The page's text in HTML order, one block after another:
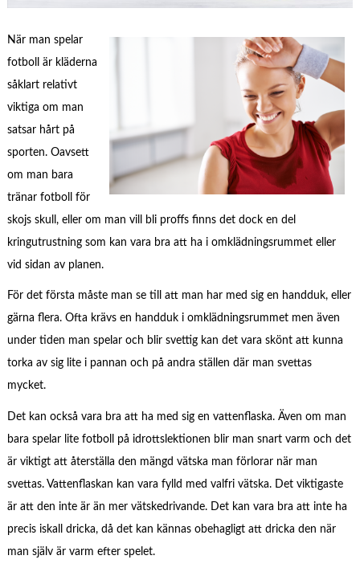
När man spelar
fotboll är kläderna
såklart relativt
viktiga om man
satsar hårt på
sporten. Oavsett
om man bara
tränar fotboll för
skojs skull, eller om man vill bli proffs finns det dock en del
kringutrustning som kan vara bra att ha i omklädningsrummet eller
vid sidan av planen.
För det första måste man se till att man har med sig en handduk, eller
gärna flera. Ofta krävs en handduk i omklädningsrummet men även
under tiden man spelar och blir svettig kan det vara skönt att kunna
torka av sig lite i pannan och på andra ställen där man svettas
mycket.
Det kan också vara bra att ha med sig en vattenflaska. Även om man
bara spelar lite fotboll på idrottslektionen blir man snart varm och det
är viktigt att återställa den mängd vätska man förlorar när man
svettas. Vattenflaskan kan vara fylld med valfri vätska. Det viktigaste
är att den inte är än mer vätskedrivande. Det kan vara bra att inte ha
precis iskall dricka, då det kan kännas obehagligt att dricka den när
man själv är varm efter spelet.